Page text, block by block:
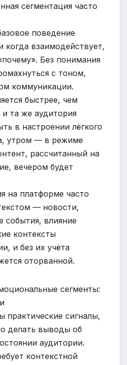
сегментация часто
поведение
когда взаимодействует,
Без понимания
с тоном,
коммуникации.
быстрее, чем
та же аудитория
в настроении лёгкого
утром — в режиме
рассчитанный на
вечером будет
на платформе часто
— новости,
события, влияние
контексты
и без их учёта
оторванной.
сегменты:
практические сигналы,
делать выводы об
аудитории.
контекстной